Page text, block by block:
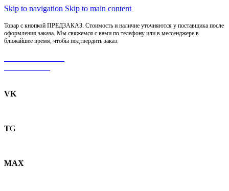
Skip to navigation Skip to main content
Товар с кнопкой ПРЕДЗАКАЗ. Стоимость и наличие уточняются у поставщика после
оформления заказа. Мы свяжемся с вами по телефону или в мессенджере в
ближайшее время, чтобы подтвердить заказ.
VK
TG
MAX